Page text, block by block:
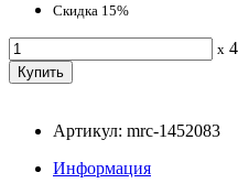
Скидка 15%
x
Артикул: mrc-1452083
Информация